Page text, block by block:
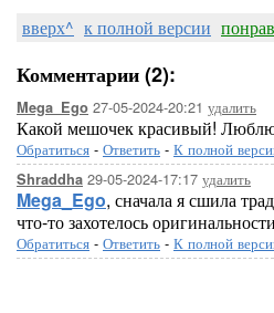
вверх^ к полной версии
Комментарии (2):
Mega_Ego 27-05-2024-20:21 удалить
Какой мешочек красивый!
Обратиться - Ответить - К полной
Shraddha 29-05-2024-17:17 удалить
Mega_Ego, сначала я сшила
что-то захотелось
Обратиться - Ответить - К полной